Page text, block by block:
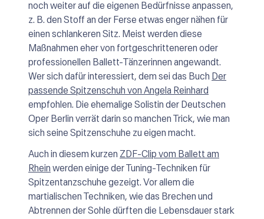
noch weiter auf die eigenen Bedürfnisse anpassen,
z. B. den Stoff an der Ferse etwas enger nähen für
einen schlankeren Sitz. Meist werden diese
Maßnahmen eher von fortgeschritteneren oder
professionellen Ballett-Tänzerinnen angewandt.
Wer sich dafür interessiert, dem sei das Buch Der
passende Spitzenschuh von Angela Reinhard
empfohlen. Die ehemalige Solistin der Deutschen
Oper Berlin verrät darin so manchen Trick, wie man
sich seine Spitzenschuhe zu eigen macht.
Auch in diesem kurzen ZDF-Clip vom Ballett am
Rhein werden einige der Tuning-Techniken für
Spitzentanzschuhe gezeigt. Vor allem die
martialischen Techniken, wie das Brechen und
Abtrennen der Sohle dürften die Lebensdauer stark